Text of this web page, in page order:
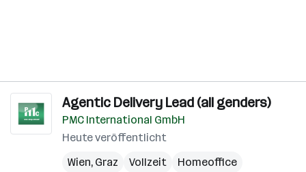
Agentic Delivery Lead (all genders)
PMC International GmbH
Heute veröffentlicht
Wien, Graz Vollzeit Homeoffice